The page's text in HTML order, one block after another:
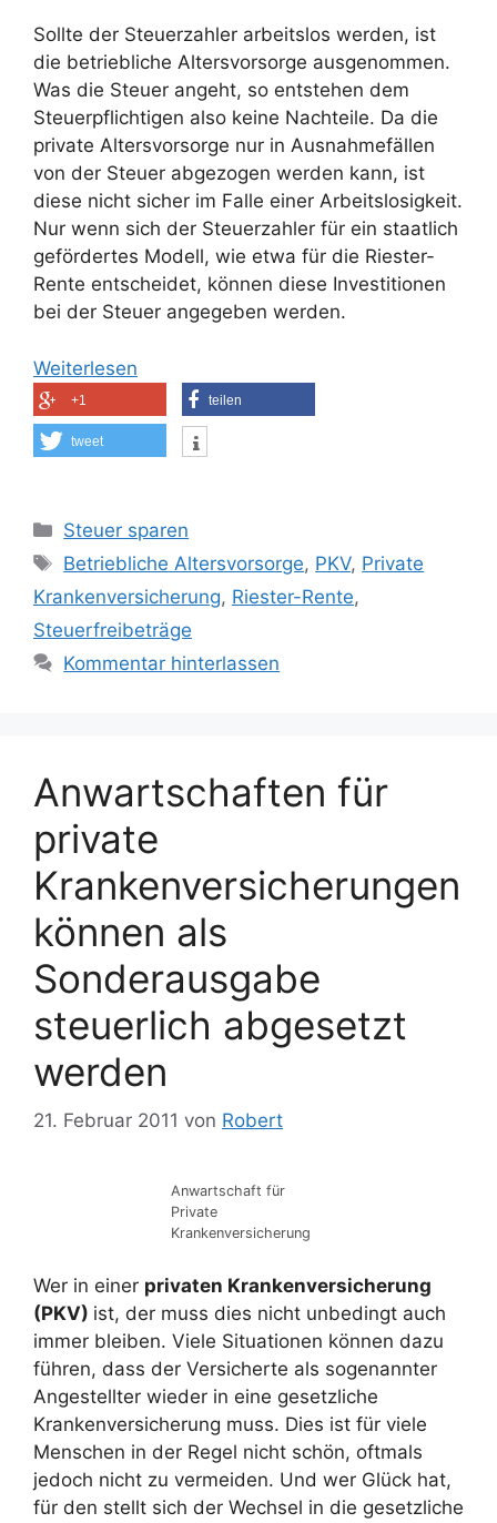
Sollte der Steuerzahler arbeitslos werden, ist
die betriebliche Altersvorsorge ausgenommen.
Was die Steuer angeht, so entstehen dem
Steuerpflichtigen also keine Nachteile. Da die
private Altersvorsorge nur in Ausnahmefällen
von der Steuer abgezogen werden kann, ist
diese nicht sicher im Falle einer Arbeitslosigkeit.
Nur wenn sich der Steuerzahler für ein staatlich
gefördertes Modell, wie etwa für die Riester-
Rente entscheidet, können diese Investitionen
bei der Steuer angegeben werden.
Weiterlesen
+1 teilen
tweet
Kategorien
Steuer sparen
Schlagwörter
Betriebliche Altersvorsorge, PKV, Private
Krankenversicherung, Riester-Rente,
Steuerfreibeträge
Kommentar hinterlassen
Anwartschaften für
private
Krankenversicherungen
können als
Sonderausgabe
steuerlich abgesetzt
werden
21. Februar 2011 von Robert
Anwartschaft für
Private
Krankenversicherung
Wer in einer privaten Krankenversicherung
(PKV) ist, der muss dies nicht unbedingt auch
immer bleiben. Viele Situationen können dazu
führen, dass der Versicherte als sogenannter
Angestellter wieder in eine gesetzliche
Krankenversicherung muss. Dies ist für viele
Menschen in der Regel nicht schön, oftmals
jedoch nicht zu vermeiden. Und wer Glück hat,
für den stellt sich der Wechsel in die gesetzliche